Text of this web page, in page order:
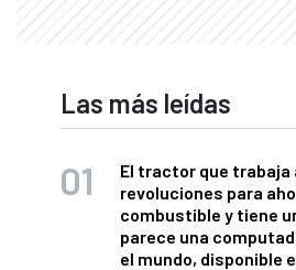
Las más leídas
El tractor que trabaja
revoluciones para
combustible y tiene
parece una
el mundo, disponible